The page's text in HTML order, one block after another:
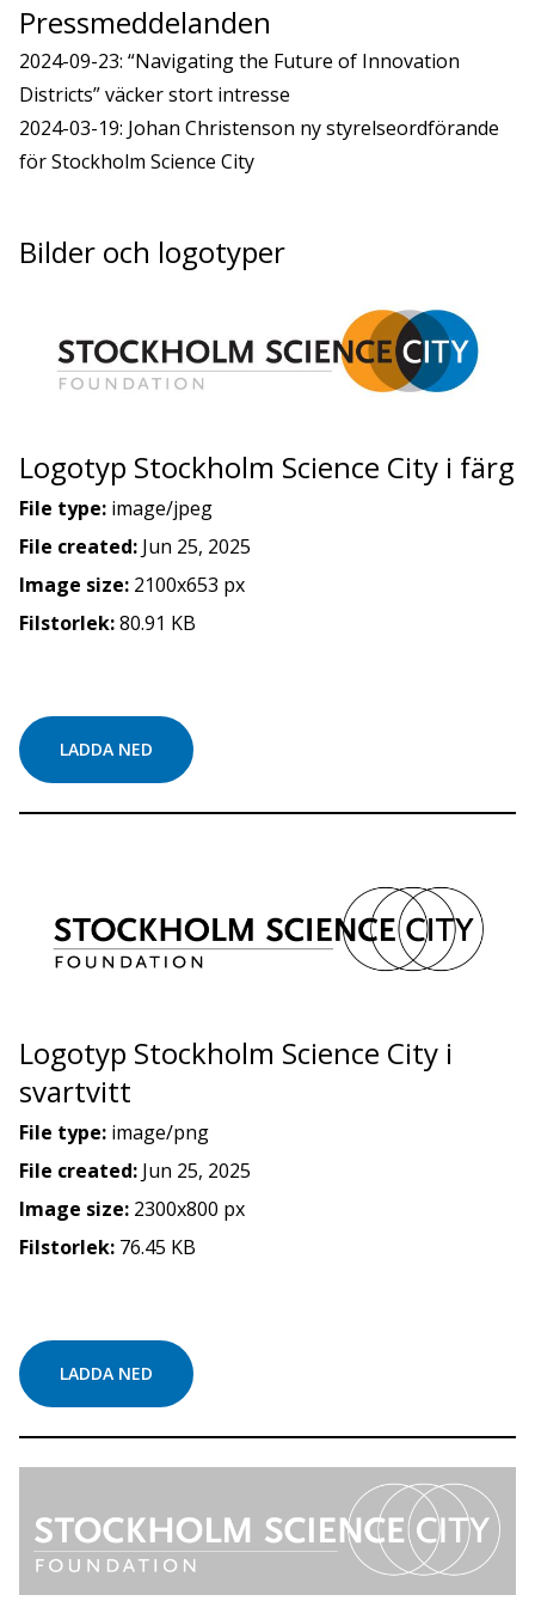
Pressmeddelanden
2024-09-23: “Navigating the Future of Innovation
Districts” väcker stort intresse
2024-03-19: Johan Christenson ny styrelseordförande
för Stockholm Science City
Bilder och logotyper
Logotyp Stockholm Science City i färg
File type: image/jpeg
File created: Jun 25, 2025
Image size: 2100x653 px
Filstorlek:80.91 KB
LADDA NED
Logotyp Stockholm Science City i
svartvitt
File type: image/png
File created: Jun 25, 2025
Image size: 2300x800 px
Filstorlek: 76.45 KB
LADDA NED